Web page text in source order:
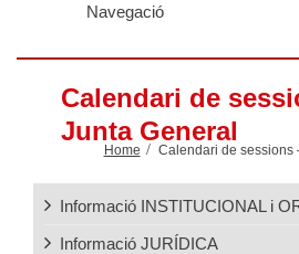
Navegació
Calendari de
Junta General
Home Calendari de sessions
Informació INSTITUCIONAL i
Informació JURÍDICA